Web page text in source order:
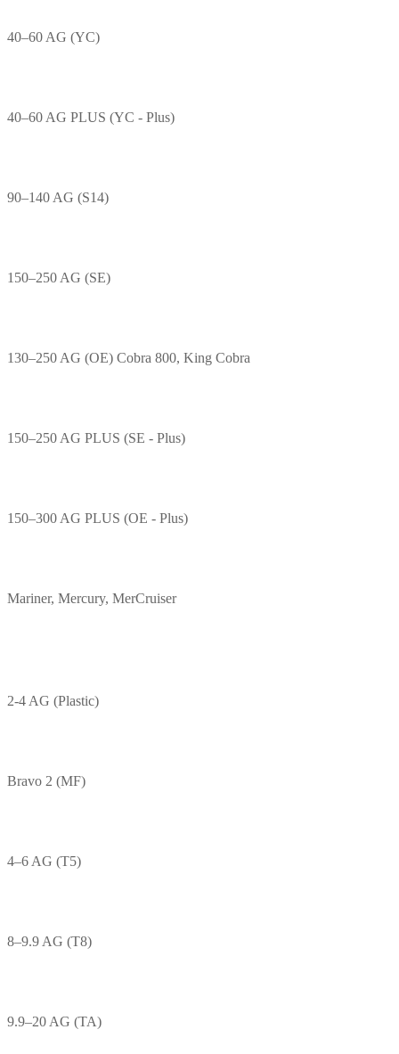
40–60 AG (YC)
40–60 AG PLUS (YC - Plus)
90–140 AG (S14)
150–250 AG (SE)
130–250 AG (OE) Cobra 800, King Cobra
150–250 AG PLUS (SE - Plus)
150–300 AG PLUS (OE - Plus)
Mariner, Mercury, MerCruiser
2-4 AG (Plastic)
Bravo 2 (MF)
4–6 AG (T5)
8–9.9 AG (T8)
9.9–20 AG (TA)